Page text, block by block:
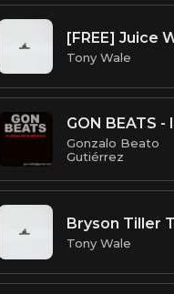
Tony Wale
Gonzalo Beato
Gutiérrez
Tony Wale